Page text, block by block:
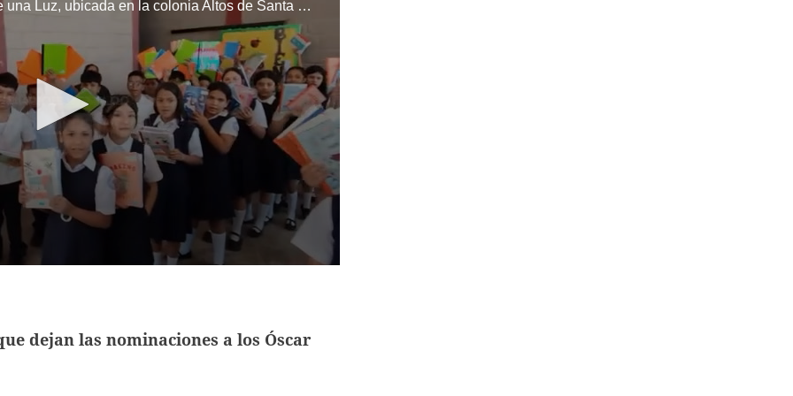
Los niños de la escuela Enciende una Luz, ubicada en la colonia Altos de Santa Rosa, al sur de Tegucigalpa, recibieron cuadernos Quick como parte de la Campaña Maratón del Saber.
dejan las nominaciones a los Óscar